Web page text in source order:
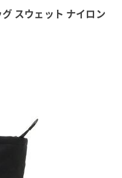
スウェット ナイロン